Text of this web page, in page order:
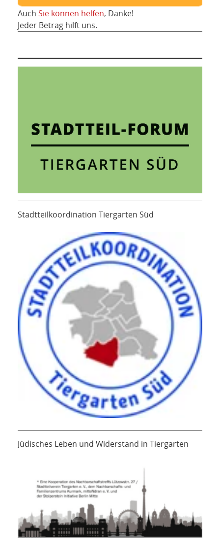
Auch Sie können helfen, Danke!
Jeder Betrag hilft uns.
Stadtteilkoordination Tiergarten Süd
Jüdisches Leben und Widerstand in Tiergarten